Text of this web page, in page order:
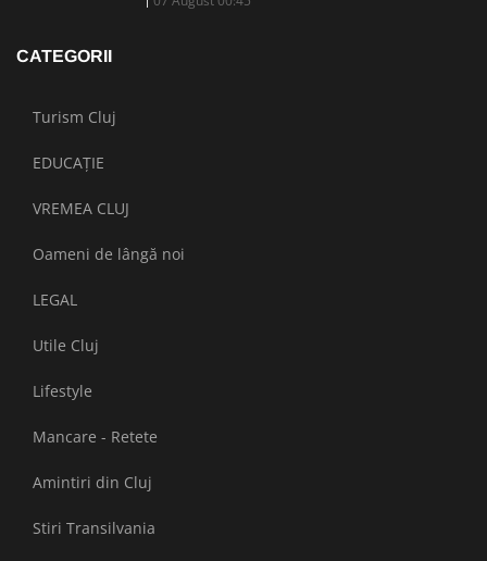
CATEGORII
Turism Cluj
EDUCAȚIE
VREMEA CLUJ
Oameni de lângă noi
LEGAL
Utile Cluj
Lifestyle
Mancare - Retete
Amintiri din Cluj
Stiri Transilvania